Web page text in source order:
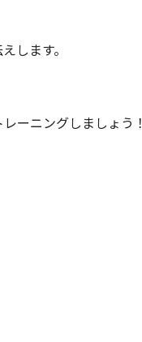
します。
ーニングしましょう！